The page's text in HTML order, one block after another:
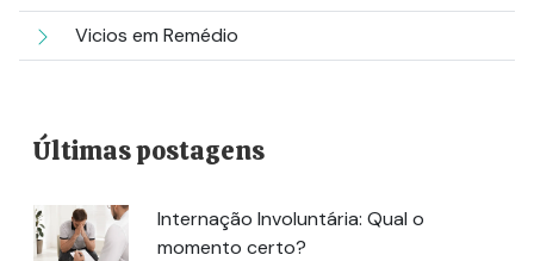
Vicios em Remédio
Últimas postagens
Internação Involuntária: Qual o
momento certo?